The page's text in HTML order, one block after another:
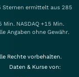
Sternen ermittelt aus 285
NASDAQ +15 Min.
Angaben ohne Gewähr.
Rechte vorbehalten.
Daten & Kurse von: